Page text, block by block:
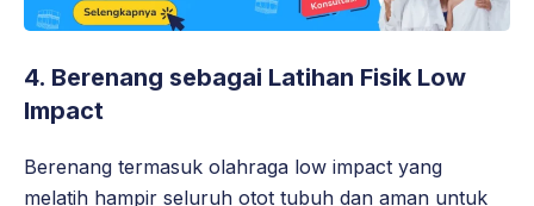
4. Berenang sebagai Latihan Fisik Low
Impact
Berenang termasuk olahraga low impact yang
melatih hampir seluruh otot tubuh dan aman untuk